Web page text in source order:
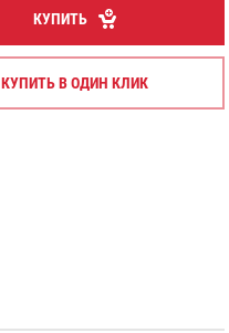
КУПИТЬ
КУПИТЬ В ОДИН КЛИК